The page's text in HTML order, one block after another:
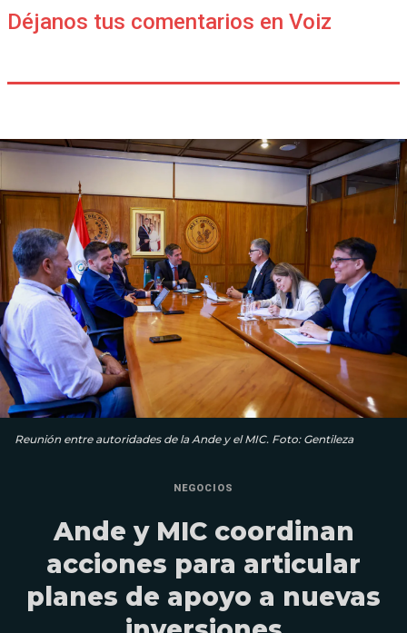
Déjanos tus comentarios en Voiz
Reunión entre autoridades de la Ande y el MIC. Foto: Gentileza
NEGOCIOS
Ande y MIC coordinan
acciones para articular
planes de apoyo a nuevas